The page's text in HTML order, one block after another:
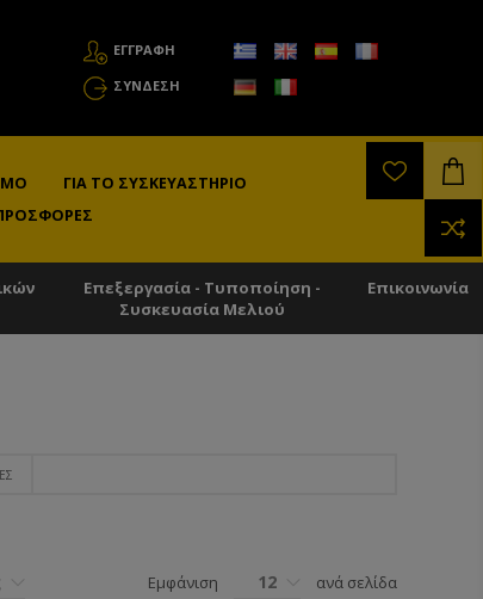
ΕΓΓΡΑΦΗ
ΣΎΝΔΕΣΗ
ΓΙΑ ΤΟ ΣΥΣΚΕΥΑΣΤΉΡΙΟ
Επεξεργασία - Τυποποίηση -
Συσκευασία Μελιού
Επικοινωνία
Εμφάνιση 12 ανά σελίδα